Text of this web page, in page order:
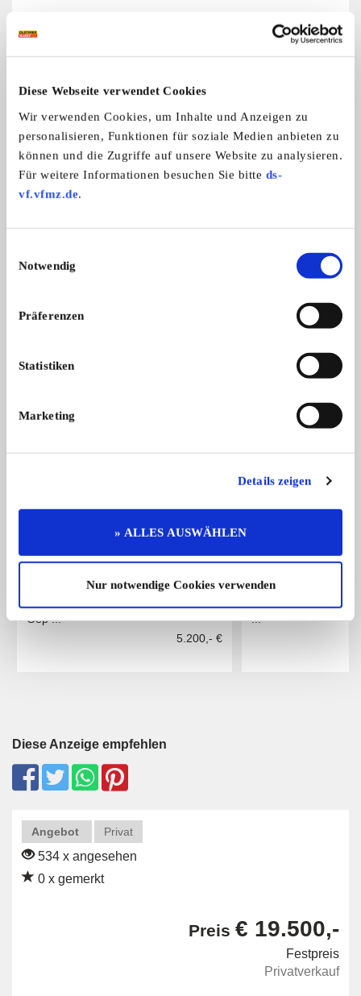
Diese Webseite verwendet Cookies
Wir verwenden Cookies, um Inhalte und Anzeigen zu
personalisieren, Funktionen für soziale Medien anbieten zu
können und die Zugriffe auf unsere Website zu analysieren.
Für weitere Informationen besuchen Sie bitte ds-
vf.vfmz.de.
Notwendig
Präferenzen
Statistiken
Marketing
Details zeigen
» ALLES AUSWÄHLEN
Nur notwendige Cookies verwenden
15
19.500,- €
ALLE ANZEIGEN
15
Renault R19
R19 Werkscabrio Karman Ghia, Top
Gep ...
5.200,- €
E-Type
Jaguar E-Type Serie
...
Diese Anzeige empfehlen
Angebot Privat
534 x angesehen
0 x gemerkt
Preis € 19.500,-
Festpreis
Privatverkauf